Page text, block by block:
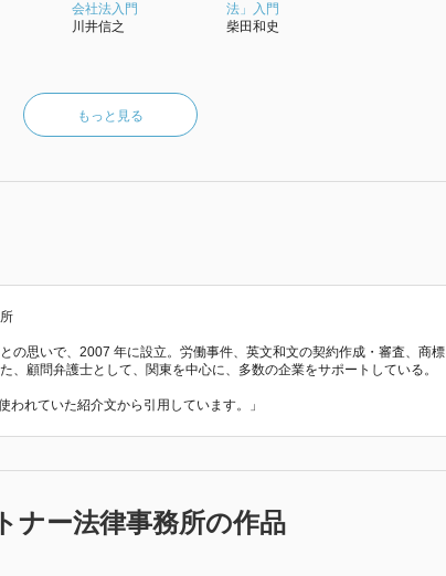
会社法入門
川井信之
法」入門
柴田和史
もっと見る
の思いで、2007 年に設立。労働事件、英文和文の契約作成・審査、商標
、顧問弁護士として、関東を中心に、多数の企業をサポートしている。
れていた紹介文から引用しています。」
ナー法律事務所の作品